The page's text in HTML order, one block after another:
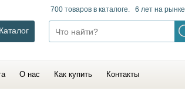
Каталог
700 товаров в каталоге. 6 лет на рынке
О нас Как купить Контакты